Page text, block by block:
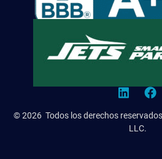
© 2026 Todos los derechos
LLC.